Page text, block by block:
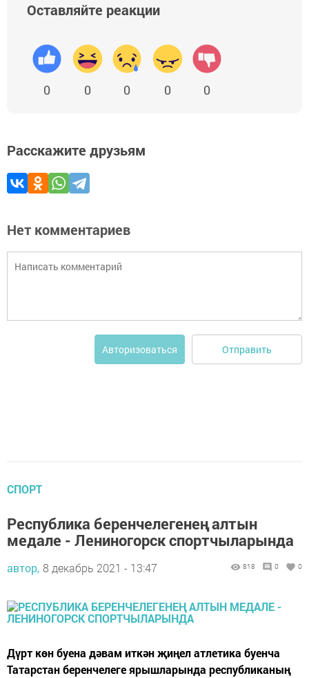
Оставляйте реакции
0 0 0 0 0
Расскажите друзьям
Нет комментариев
Авторизоваться Отправить
СПОРТ
Республика беренчелегенең алтын
медале - Лениногорск спортчыларында
автор, 8 декабрь 2021 - 13:47 818 0 0
Дүрт көн буена дәвам иткән җиңел атлетика буенча
Татарстан беренчелеге ярышларында республиканың